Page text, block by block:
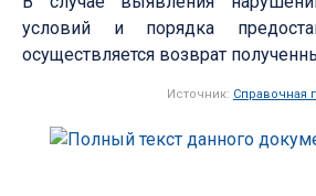
условий и порядка
осуществляется возврат
Источник: Справочная